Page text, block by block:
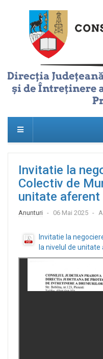
Invitatie la
Colectiv de
unitate
Anunturi 06 Mai 2025
Invitatie la
la nivelul de